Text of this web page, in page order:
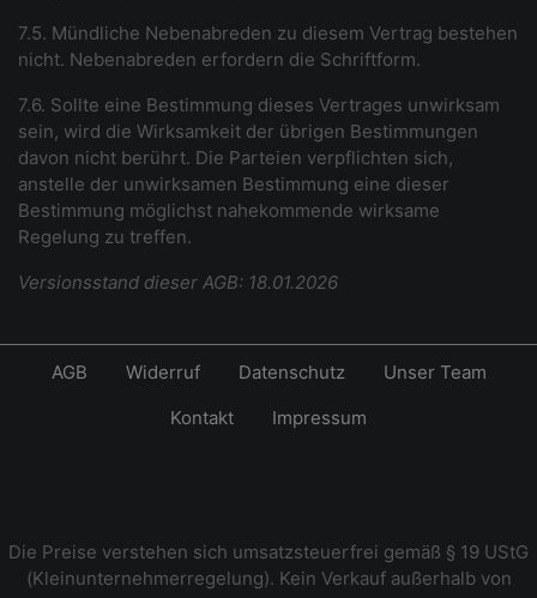
7.5. Mündliche Nebenabreden zu diesem Vertrag bestehen
nicht. Nebenabreden erfordern die Schriftform.
7.6. Sollte eine Bestimmung dieses Vertrages unwirksam
sein, wird die Wirksamkeit der übrigen Bestimmungen
davon nicht berührt. Die Parteien verpflichten sich,
anstelle der unwirksamen Bestimmung eine dieser
Bestimmung möglichst nahekommende wirksame
Regelung zu treffen.
Versionsstand dieser AGB: 18.01.2026
AGB Widerruf Datenschutz
Unser Team
Kontakt
Impressum
Die Preise verstehen sich umsatzsteuerfrei gemäß § 19 UStG
(Kleinunternehmerregelung). Kein Verkauf außerhalb von